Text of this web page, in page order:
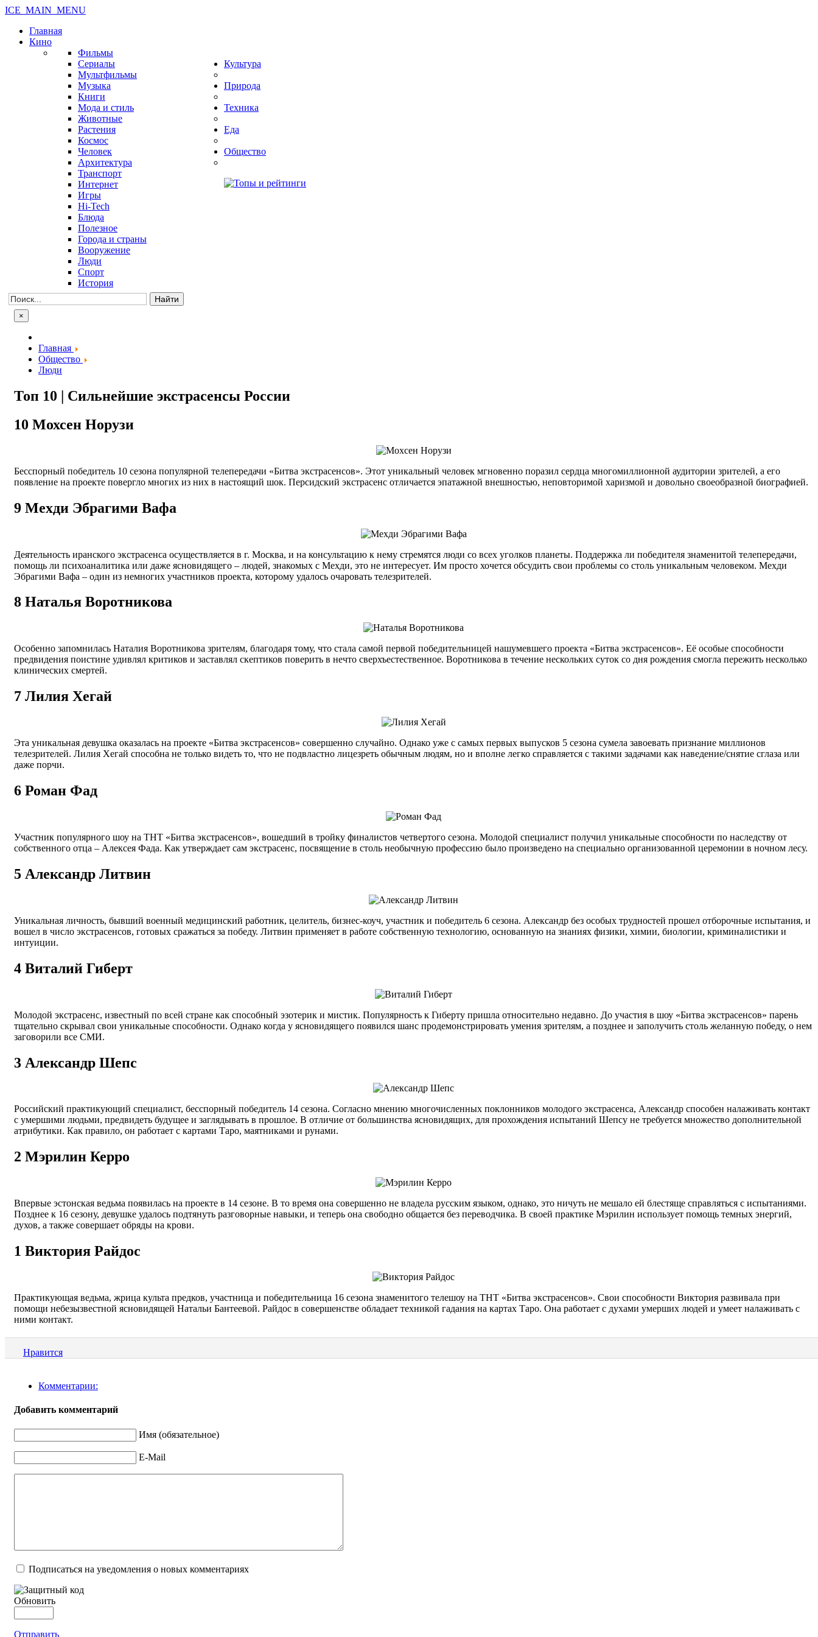
ICE_MAIN_MENU
Главная
Кино
Фильмы
Сериалы
Мультфильмы
Культура
Музыка
Книги
Мода и стиль
Природа
Животные
Растения
Космос
Человек
Техника
Архитектура
Транспорт
Интернет
Игры
Hi-Tech
Еда
Блюда
Полезное
Общество
Города и страны
Вооружение
Люди
Спорт
История
×
Главная
Общество
Люди
Топ 10 | Сильнейшие экстрасенсы России
10 Мохсен Норузи
Бесспорный победитель 10 сезона популярной телепередачи «Битва экстрасенсов». Этот уникальный человек мгновенно поразил сердца многомиллионной аудитории зрителей, а его
появление на проекте повергло многих из них в настоящий шок. Персидский экстрасенс отличается эпатажной внешностью, неповторимой харизмой и довольно своеобразной биографией.
9 Мехди Эбрагими Вафа
Деятельность иранского экстрасенса осуществляется в г. Москва, и на консультацию к нему стремятся люди со всех уголков планеты. Поддержка ли победителя знаменитой телепередачи,
помощь ли психоаналитика или даже ясновидящего – людей, знакомых с Мехди, это не интересует. Им просто хочется обсудить свои проблемы со столь уникальным человеком. Мехди
Эбрагими Вафа – один из немногих участников проекта, которому удалось очаровать телезрителей.
8 Наталья Воротникова
Особенно запомнилась Наталия Воротникова зрителям, благодаря тому, что стала самой первой победительницей нашумевшего проекта «Битва экстрасенсов». Её особые способности
предвидения поистине удивлял критиков и заставлял скептиков поверить в нечто сверхъестественное. Воротникова в течение нескольких суток со дня рождения смогла пережить несколько
клинических смертей.
7 Лилия Хегай
Эта уникальная девушка оказалась на проекте «Битва экстрасенсов» совершенно случайно. Однако уже с самых первых выпусков 5 сезона сумела завоевать признание миллионов
телезрителей. Лилия Хегай способна не только видеть то, что не подвластно лицезреть обычным людям, но и вполне легко справляется с такими задачами как наведение/снятие сглаза или
даже порчи.
6 Роман Фад
Участник популярного шоу на ТНТ «Битва экстрасенсов», вошедший в тройку финалистов четвертого сезона. Молодой специалист получил уникальные способности по наследству от
собственного отца – Алексея Фада. Как утверждает сам экстрасенс, посвящение в столь необычную профессию было произведено на специально организованной церемонии в ночном лесу.
5 Александр Литвин
Уникальная личность, бывший военный медицинский работник, целитель, бизнес-коуч, участник и победитель 6 сезона. Александр без особых трудностей прошел отборочные испытания, и
вошел в число экстрасенсов, готовых сражаться за победу. Литвин применяет в работе собственную технологию, основанную на знаниях физики, химии, биологии, криминалистики и
интуиции.
4 Виталий Гиберт
Молодой экстрасенс, известный по всей стране как способный эзотерик и мистик. Популярность к Гиберту пришла относительно недавно. До участия в шоу «Битва экстрасенсов» парень
тщательно скрывал свои уникальные способности. Однако когда у ясновидящего появился шанс продемонстрировать умения зрителям, а позднее и заполучить столь желанную победу, о нем
заговорили все СМИ.
3 Александр Шепс
Российский практикующий специалист, бесспорный победитель 14 сезона. Согласно мнению многочисленных поклонников молодого экстрасенса, Александр способен налаживать контакт
с умершими людьми, предвидеть будущее и заглядывать в прошлое. В отличие от большинства ясновидящих, для прохождения испытаний Шепсу не требуется множество дополнительной
атрибутики. Как правило, он работает с картами Таро, маятниками и рунами.
2 Мэрилин Керро
Впервые эстонская ведьма появилась на проекте в 14 сезоне. В то время она совершенно не владела русским языком, однако, это ничуть не мешало ей блестяще справляться с испытаниями.
Позднее к 16 сезону, девушке удалось подтянуть разговорные навыки, и теперь она свободно общается без переводчика. В своей практике Мэрилин использует помощь темных энергий,
духов, а также совершает обряды на крови.
1 Виктория Райдос
Практикующая ведьма, жрица культа предков, участница и победительница 16 сезона знаменитого телешоу на ТНТ «Битва экстрасенсов». Свои способности Виктория развивала при
помощи небезызвестной ясновидящей Натальи Бантеевой. Райдос в совершенстве обладает техникой гадания на картах Таро. Она работает с духами умерших людей и умеет налаживать с
ними контакт.
Нравится
Комментарии:
Добавить комментарий
Имя (обязательное)
E-Mail
Подписаться на уведомления о новых комментариях
Обновить
Отправить